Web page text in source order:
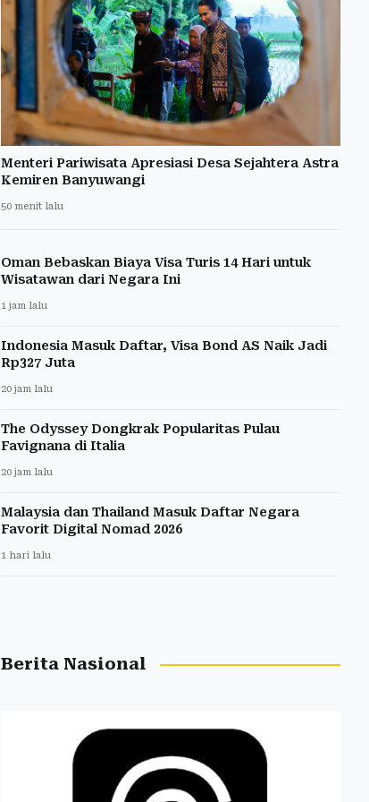
Menteri Pariwisata Apresiasi Desa Sejahtera Astra
Kemiren Banyuwangi
50 menit lalu
Oman Bebaskan Biaya Visa Turis 14 Hari untuk
Wisatawan dari Negara Ini
1 jam lalu
Indonesia Masuk Daftar, Visa Bond AS Naik Jadi
Rp327 Juta
20 jam lalu
The Odyssey Dongkrak Popularitas Pulau
Favignana di Italia
20 jam lalu
Malaysia dan Thailand Masuk Daftar Negara
Favorit Digital Nomad 2026
1 hari lalu
Berita Nasional